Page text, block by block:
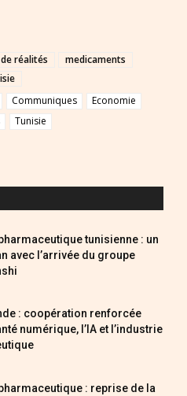
réalités
medicaments
Communiques
Economie
Tunisie
tunisienne : un
avec l’arrivée du groupe
: coopération renforcée
numérique, l’IA et l’industrie
: reprise de la